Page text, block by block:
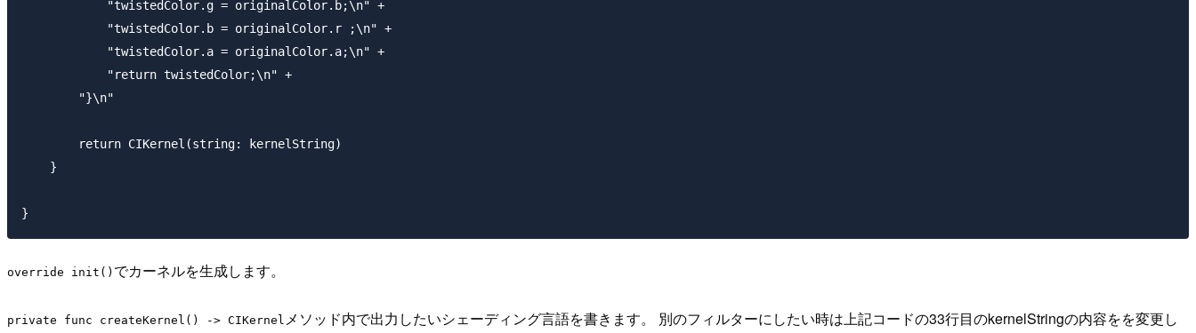
            "twistedColor.g = originalColor.b;\n" +
            "twistedColor.b = originalColor.r ;\n" +
            "twistedColor.a = originalColor.a;\n" +
            "return twistedColor;\n" +
        "}\n"
        return CIKernel(string: kernelString)
    }
override init() でカーネルを生成します。
private func createKernel() -> CIKernel メソッド内で出力したいシェーディング言語を書きます。 別のフィルターにしたい時は上記コードの33行目のkernelStringの内容をを変更し